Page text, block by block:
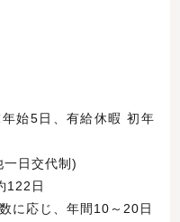
始5日、有給休暇 初年
一日交代制)
122日
に応じ、年間10～20日